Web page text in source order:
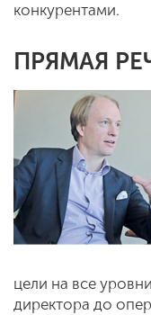
конкурентами.
ПРЯМАЯ
цели на все
директора до